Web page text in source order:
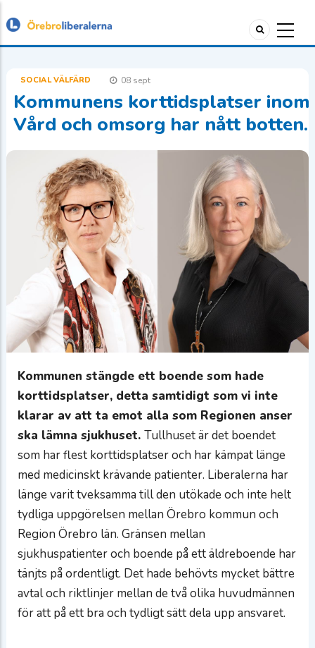
SOCIAL VÄLFÄRD 08 sept
Kommunens korttidsplatser inom
Vård och omsorg har nått botten.
Kommunen stängde ett boende som hade
korttidsplatser, detta samtidigt som vi inte
klarar av att ta emot alla som Regionen anser
ska lämna sjukhuset. Tullhuset är det boendet
som har flest korttidsplatser och har kämpat länge
med medicinskt krävande patienter. Liberalerna har
länge varit tveksamma till den utökade och inte helt
tydliga uppgörelsen mellan Örebro kommun och
Region Örebro län. Gränsen mellan
sjukhuspatienter och boende på ett äldreboende har
tänjts på ordentligt. Det hade behövts mycket bättre
avtal och riktlinjer mellan de två olika huvudmännen
för att på ett bra och tydligt sätt dela upp ansvaret.